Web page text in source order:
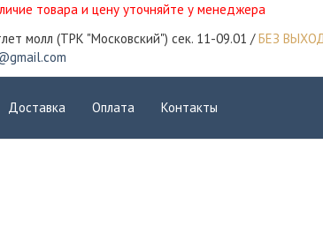
товара и цену уточняйте у менеджера
молл (ТРК "Московский") сек. 11-09.01 /БЕЗ
Доставка Оплата Контакты